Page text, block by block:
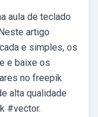
aula de teclado
artigo
e simples, os
e baixe os
no freepik
alta qualidade
#vector.